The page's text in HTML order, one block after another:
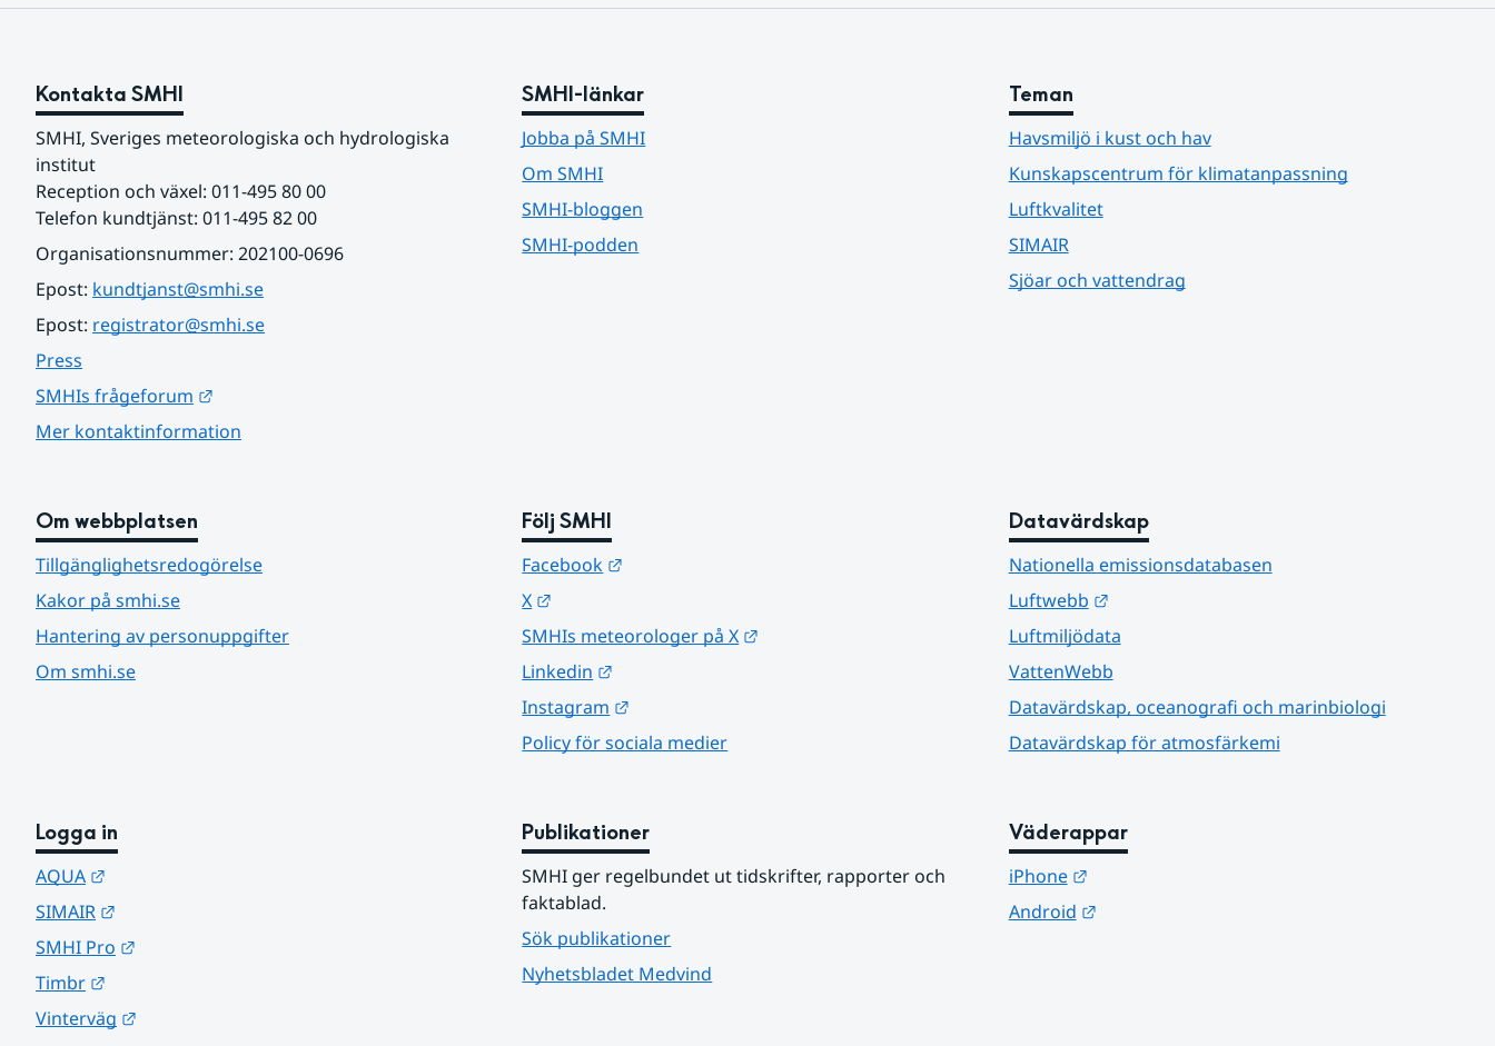
Kontakta SMHI
SMHI, Sveriges meteorologiska och hydrologiska
institut
Reception och växel: 011-495 80 00
Telefon kundtjänst: 011-495 82 00
Organisationsnummer: 202100-0696
Epost: kundtjanst@smhi.se
Epost: registrator@smhi.se
Press
SMHIs frågeforum
Mer kontaktinformation
SMHI-länkar
Jobba på SMHI
Om SMHI
SMHI-bloggen
SMHI-podden
Teman
Havsmiljö i kust och hav
Kunskapscentrum för klimatanpassning
Luftkvalitet
SIMAIR
Sjöar och vattendrag
Om webbplatsen
Tillgänglighetsredogörelse
Kakor på smhi.se
Hantering av personuppgifter
Om smhi.se
Följ SMHI
Facebook
X
SMHIs meteorologer på X
Linkedin
Instagram
Policy för sociala medier
Datavärdskap
Nationella emissionsdatabasen
Luftwebb
Länk till annan webbplats.
Luftmiljödata
VattenWebb
Datavärdskap, oceanografi och marinbiologi
Datavärdskap för atmosfärkemi
Logga in
AQUA
SIMAIR
SMHI Pro
Timbr
Vinterväg
Publikationer
SMHI ger regelbundet ut tidskrifter, rapporter och
faktablad.
Sök publikationer
Nyhetsbladet Medvind
Väderappar
iPhone
Länk till annan webbplats.
Android
Länk till annan webbplats.